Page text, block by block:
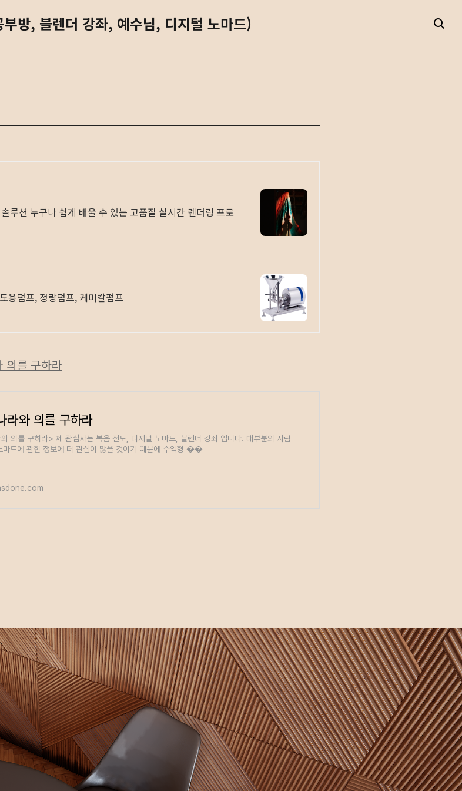
방, 블렌더 강좌, 예수님, 디지털 노마드)
루션 누구나 쉽게 배울 수 있는 고품질 실시간 렌더링 프로
용펌프, 정량펌프, 케미칼펌프
를 구하라
라와 의를 구하라
의를 구하라> 제 관심사는 복음 전도, 디지털 노마드, 블렌더 강좌 입니다. 대부분의 사람
마드에 관한 정보에 더 관심이 많을 것이기 때문에 수익형 ��